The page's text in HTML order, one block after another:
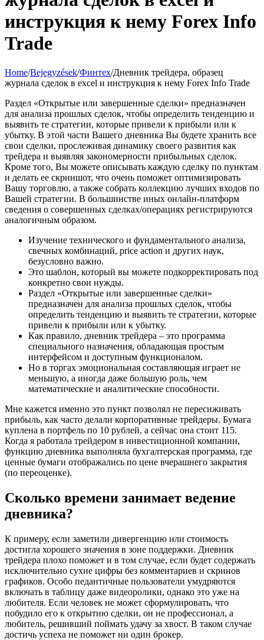
инструкция к нему Forex Info
Trade
Home/Bejegyzések/Финтех/Дневник трейдера, образец
журнала сделок в excel и инструкция к нему Forex Info Trade
Раздел «Открытые или завершенные сделки» предназначен
для анализа прошлых сделок, чтобы определить тенденцию и
выявить те стратегии, которые привели к прибыли или к
убытку. В этой части Вашего дневника Вы будете хранить все
свои сделки, прослеживая динамику своего развития как
трейдера и выявляя закономерности прибыльных сделок.
Кроме того, Вы можете описывать каждую сделку по пунктам
и делать ее скриншот, что очень поможет оптимизировать
Вашу торговлю, а также собрать коллекцию лучших входов по
Вашей стратегии. В большинстве иных онлайн-платформ
сведения о совершенных сделках/операциях регистрируются
аналогичным образом.
Изучение технического и фундаментального анализа,
свечных комбинаций, price action и других наук,
безусловно важно.
Это шаблон, который вы можете подкорректировать под
конкретно свои нужды.
Раздел «Открытые или завершенные сделки»
предназначен для анализа прошлых сделок, чтобы
определить тенденцию и выявить те стратегии, которые
привели к прибыли или к убытку.
Как правило, дневник трейдера – это программа
специального назначения, обладающая простым
интерфейсом и доступным функционалом.
Но в торгах эмоциональная составляющая играет не
меньшую, а иногда даже большую роль, чем
математические и аналитические способности.
Мне кажется именно это пункт позволял не пересиживать
прибыль, как часто делали корпоративные трейдеры. Бумага
куплена в портфель по 10 рублей, а сейчас она стоит 115.
Когда я работала трейдером в инвестиционной компании,
функцию дневника выполняла бухгалтерская программа, где
ценные бумаги отображались по цене вчерашнего закрытия
(по переоценке).
Сколько времени занимает ведение
дневника?
К примеру, если заметили дивергенцию или стоимость
достигла хорошего значения в зоне поддержки. Дневник
трейдера плохо поможет и в том случае, если будет содержать
исключительно сухие цифры без комментариев и скринов
графиков. Особо педантичные пользователи умудряются
включать в таблицу даже видеоролики, однако это уже на
любителя. Если человек не может сформулировать, что
побудило его к открытию сделки, он не профессионал, а
любитель, решивший поймать удачу за хвост. В таком случае
достичь успеха не поможет ни один брокер.